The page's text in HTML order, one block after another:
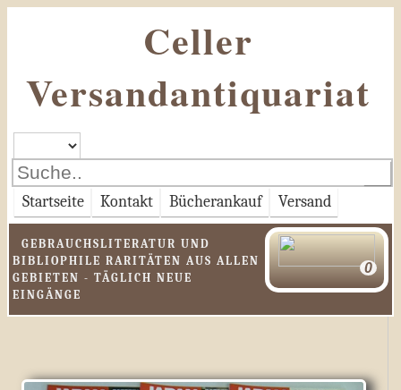
Celler
Versandantiquariat
Startseite Kontakt Bücherankauf Versand
GEBRAUCHSLITERATUR UND
BIBLIOPHILE RARITÄTEN AUS ALLEN
GEBIETEN - TÄGLICH NEUE
EINGÄNGE